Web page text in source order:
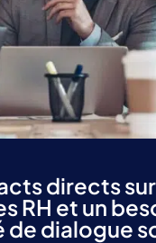
directs
RH et un
de dialogue